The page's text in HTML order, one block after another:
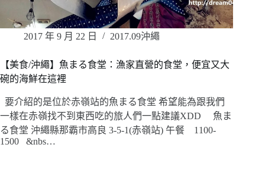
2017 年 9 月 22 日 2017.09沖繩
【美食/沖繩】魚まる食堂：漁家直營的食堂，便宜又大
碗的海鮮在這裡
要介紹的是位於赤嶺站的魚まる食堂 希望能為跟我們
一樣在赤嶺找不到東西吃的旅人們一點建議XDD 魚ま
る食堂 沖繩縣那霸市高良 3-5-1(赤嶺站) 午餐 1100-
1500 &nbs…